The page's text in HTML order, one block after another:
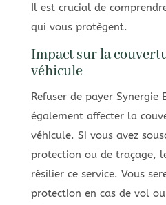
Il est crucial de
qui vous protègent.
Impact sur la
véhicule
Refuser de payer Synergie
également affecter la
véhicule. Si vous avez
protection ou de traçage,
résilier ce service. Vous
protection en cas de vol